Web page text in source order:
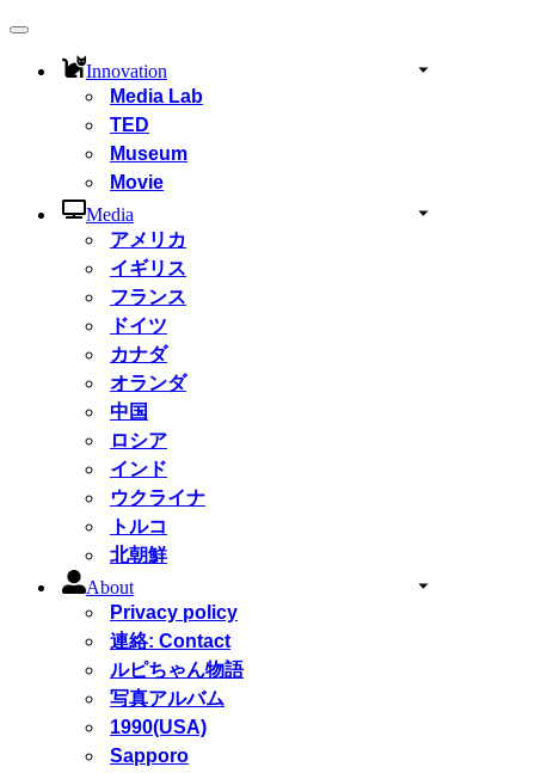
ナ
Innovation
Media Lab
TED
Museum
Movie
Media
アメリカ
イギリス
フランス
ドイツ
カナダ
オランダ
中国
ロシア
インド
ウクライナ
トルコ
北朝鮮
About
Privacy policy
連絡: Contact
ルピちゃん物語
写真アルバム
1990(USA)
Sapporo